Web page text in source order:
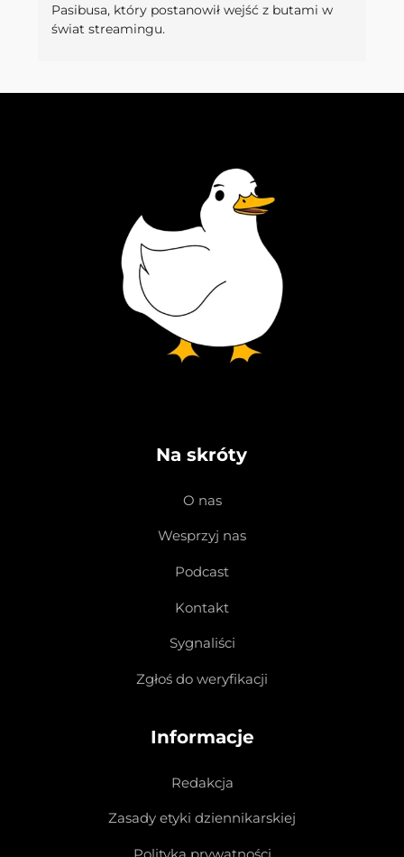
Pasibusa, który postanowił wejść z butami w
świat streamingu.
Na skróty
O nas
Wesprzyj nas
Podcast
Kontakt
Sygnaliści
Zgłoś do weryfikacji
Informacje
Redakcja
Zasady etyki dziennikarskiej